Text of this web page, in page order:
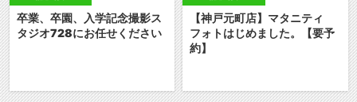
卒業、卒園、入学記念撮影ス
タジオ728にお任せください
【神戸元町店】マタニティ
フォトはじめました。【要予
約】